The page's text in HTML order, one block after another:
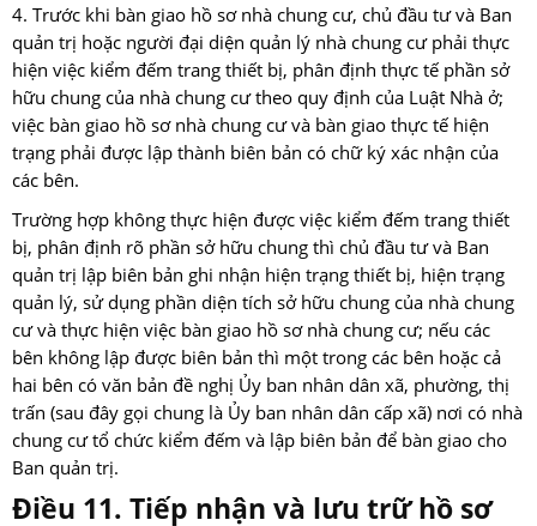
4. Trước khi bàn giao hồ sơ nhà chung cư, chủ đầu tư và Ban
quản trị hoặc người đại diện quản lý nhà chung cư phải thực
hiện việc kiểm đếm trang thiết bị, phân định thực tế phần sở
hữu chung của nhà chung cư theo quy định của Luật Nhà ở;
việc bàn giao hồ sơ nhà chung cư và bàn giao thực tế hiện
trạng phải được lập thành biên bản có chữ ký xác nhận của
các bên.
Trường hợp không thực hiện được việc kiểm đếm trang thiết
bị, phân định rõ phần sở hữu chung thì chủ đầu tư và Ban
quản trị lập biên bản ghi nhận hiện trạng thiết bị, hiện trạng
quản lý, sử dụng phần diện tích sở hữu chung của nhà chung
cư và thực hiện việc bàn giao hồ sơ nhà chung cư; nếu các
bên không lập được biên bản thì một trong các bên hoặc cả
hai bên có văn bản đề nghị Ủy ban nhân dân xã, phường, thị
trấn (sau đây gọi chung là Ủy ban nhân dân cấp xã) nơi có nhà
chung cư tổ chức kiểm đếm và lập biên bản để bàn giao cho
Ban quản trị.
Điều 11. Tiếp nhận và lưu trữ hồ sơ